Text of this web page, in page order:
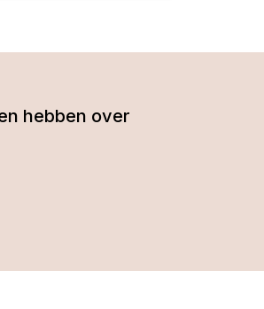
hebben over